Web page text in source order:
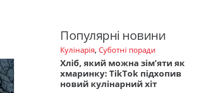
Популярні новини
Кулінарія, Суботні поради
Хліб, який можна зім’яти як
хмаринку: TikTok підхопив
новий кулінарний хіт